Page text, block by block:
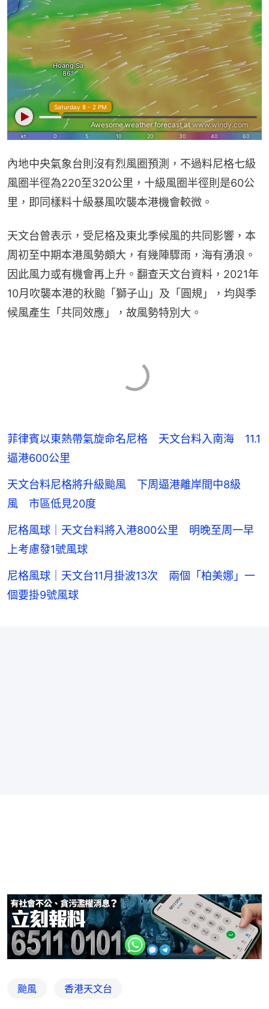
內地中央氣象台則沒有烈風圈預測，不過料尼格七級
風圈半徑為220至320公里，十級風圈半徑則是60公
里，即同樣料十級暴風吹襲本港機會較微。
天文台曾表示，受尼格及東北季候風的共同影響，本
周初至中期本港風勢頗大，有幾陣驟雨，海有湧浪。
因此風力或有機會再上升。翻查天文台資料，2021年
10月吹襲本港的秋颱「獅子山」及「圓規」，均與季
候風產生「共同效應」，故風勢特別大。
菲律賓以東熱帶氣旋命名尼格 天文台料入南海 11.1
逼港600公里
天文台料尼格將升級颱風 下周逼港離岸間中8級
風 市區低見20度
尼格風球｜天文台料將入港800公里 明晚至周一早
上考慮發1號風球
尼格風球｜天文台11月掛波13次 兩個「柏美娜」一
個要掛9號風球
颱風 香港天文台